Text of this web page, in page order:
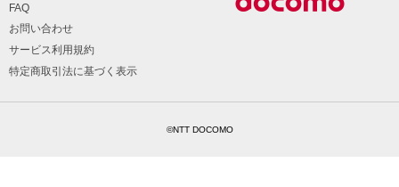
FAQ
お問い合わせ
サービス利用規約
特定商取引法に基づく表示
©NTT DOCOMO